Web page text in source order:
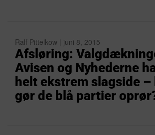
Ralf Pittelkow | juni 8, 2015
Afsløring:
Avisen og Nyhederne
helt ekstrem slagside
gør de blå partier